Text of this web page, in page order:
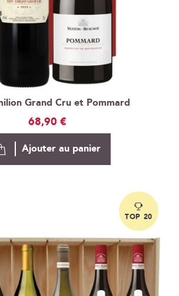
Grand Cru et Pommard
68,90 €
Ajouter au panier
TOP 20